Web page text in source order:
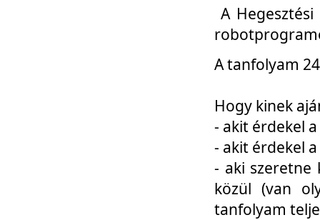
A
A tanfolyam
Hogy kinek
- akit érdekel
- akit érdekel
- aki szeretne
közül (van
tanfolyam